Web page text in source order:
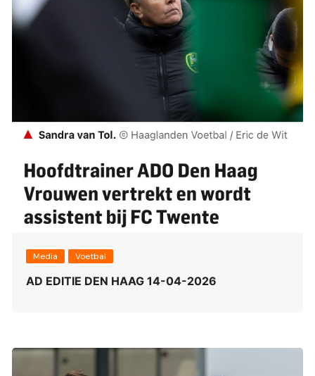
Media Voetbal
AD EDITIE DEN HAAG 14-04-2026